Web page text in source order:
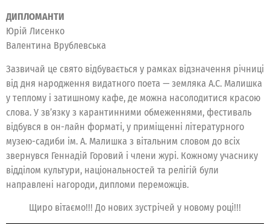
ДИПЛОМАНТИ
Юрій Лисенко
Валентина Врублевська
Зазвичай це свято відбувається у рамках відзначення річниці
від дня народження видатного поета — земляка А.С. Малишка
у теплому і затишному кафе, де можна насолодитися красою
слова. У зв’язку з карантинними обмеженнями, фестиваль
відбувся в он-лайн форматі, у приміщенні літературного
музею-садиби ім. А. Малишка з вітальним словом до всіх
звернувся Геннадій Горовий і члени журі. Кожному учаснику
відділом культури, національностей та релігій були
направлені нагороди, дипломи переможців.
Щиро вітаємо!!! До нових зустрічей у новому році!!!